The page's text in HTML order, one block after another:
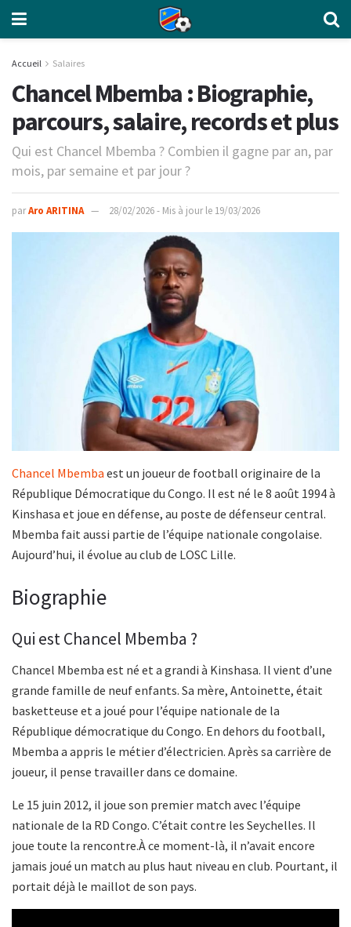
Accueil Salaires
Chancel Mbemba : Biographie,
parcours, salaire, records et plus
Qui est Chancel Mbemba ? Combien il gagne par an, par
mois, par semaine et par jour ?
parAro ARITINA 28/02/2026 - Mis à jour le 19/03/2026
Chancel Mbemba est un joueur de football originaire de la
République Démocratique du Congo. Il est né le 8 août 1994 à
Kinshasa et joue en défense, au poste de défenseur central.
Mbemba fait aussi partie de l’équipe nationale congolaise.
Aujourd’hui, il évolue au club de LOSC Lille.
Biographie
Qui est Chancel Mbemba ?
Chancel Mbemba est né et a grandi à Kinshasa. Il vient d’une
grande famille de neuf enfants. Sa mère, Antoinette, était
basketteuse et a joué pour l’équipe nationale de la
République démocratique du Congo. En dehors du football,
Mbemba a appris le métier d’électricien. Après sa carrière de
joueur, il pense travailler dans ce domaine.
Le 15 juin 2012, il joue son premier match avec l’équipe
nationale de la RD Congo. C’était contre les Seychelles. Il
joue toute la rencontre.À ce moment-là, il n’avait encore
jamais joué un match au plus haut niveau en club. Pourtant, il
portait déjà le maillot de son pays.